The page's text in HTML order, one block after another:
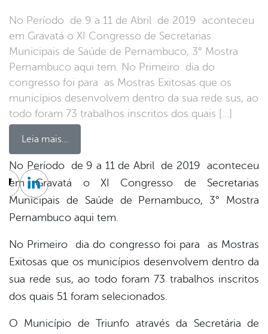
No Período de 9 a 11 de Abril de 2019 aconteceu
em Gravatá o XI Congresso de Secretarias
Municipais de Saúde de Pernambuco, 3° Mostra
Pernambuco aqui tem. No Primeiro dia do
congresso foi para as Mostras Exitosas que os
municípios desenvolvem dentro da sua rede sus, ao
todo foram 73 trabalhos inscritos dos quais […]
Leia mais…
No Período de 9 a 11 de Abril de 2019 aconteceu
em Gravatá o XI Congresso de Secretarias
Municipais de Saúde de Pernambuco, 3° Mostra
Pernambuco aqui tem.
No Primeiro dia do congresso foi para as Mostras
Exitosas que os municípios desenvolvem dentro da
sua rede sus, ao todo foram 73 trabalhos inscritos
dos quais 51 foram selecionados.
O Município de Triunfo através da Secretária de
TwitterLinkedin